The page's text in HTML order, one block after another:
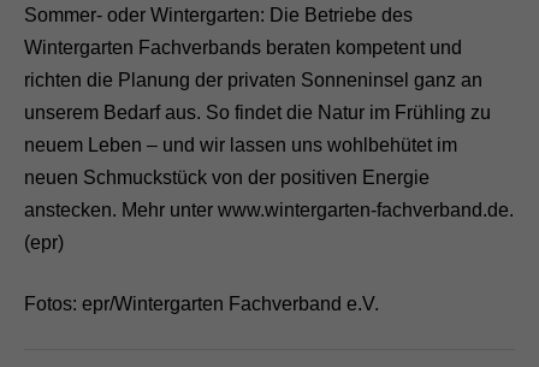
Sommer- oder Wintergarten: Die Betriebe des
Wintergarten Fachverbands beraten kompetent und
richten die Planung der privaten Sonneninsel ganz an
unserem Bedarf aus. So findet die Natur im Frühling zu
neuem Leben – und wir lassen uns wohlbehütet im
neuen Schmuckstück von der positiven Energie
anstecken. Mehr unter www.wintergarten-fachverband.de.
(epr)
Fotos: epr/Wintergarten Fachverband e.V.